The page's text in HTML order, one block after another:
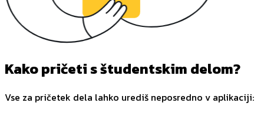
Kako pričeti s študentskim delom?
Vse za pričetek dela lahko urediš neposredno v aplikaciji: